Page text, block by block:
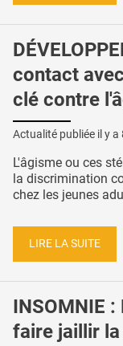
contact
clé contre
Actualité publiée il y a
L'âgisme ou ces
la discrimination
chez les jeunes
LIRE LA SUITE
INSOMNIE
faire jaillir